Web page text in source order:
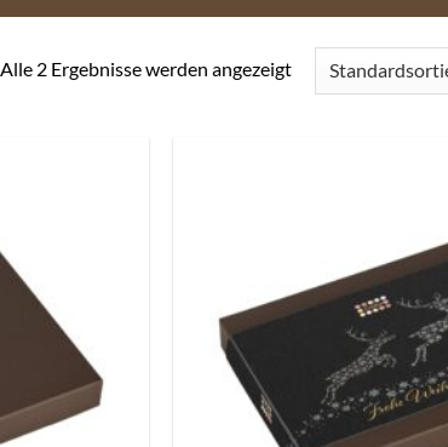
Alle 2 Ergebnisse werden angezeigt